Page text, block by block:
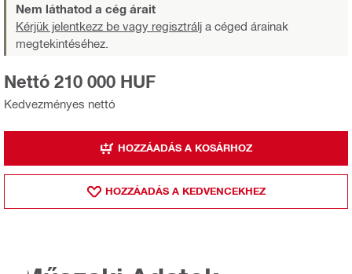
Nem láthatod a cég árait
Kérjük jelentkezz be vagy regisztrálj a céged árainak
megtekintéséhez.
Kedvezményes nettó
Nettó 210 000 HUF
HOZZÁADÁS A KOSÁRHOZ
HOZZÁADÁS A KEDVENCEKHEZ